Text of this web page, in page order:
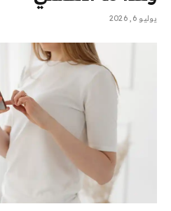
يوليو 6, 2026